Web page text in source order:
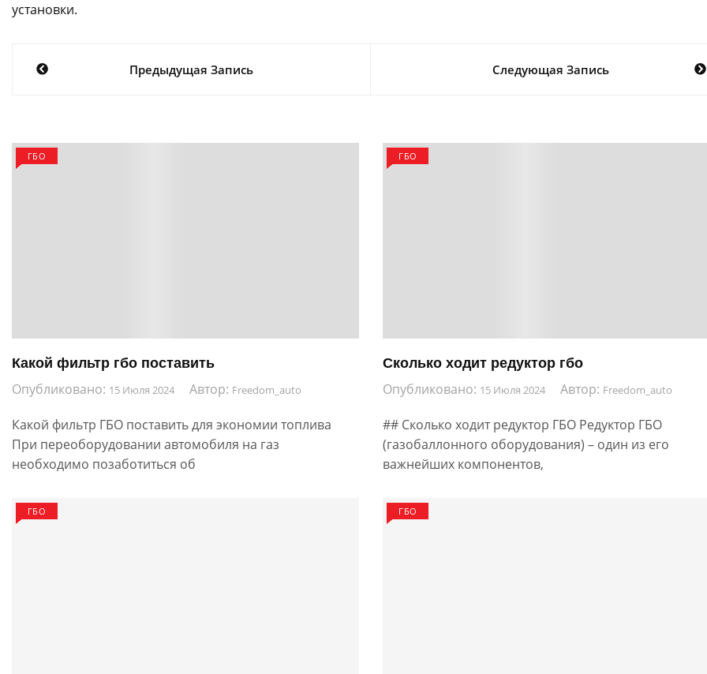
установки.
НавигацияПредыдущая Запись Следующая Запись
ГБО
Какой фильтр гбо поставить
Опубликовано: 15 Июля 2024 Автор: Freedom_auto
Какой фильтр ГБО поставить для экономии топлива
При переоборудовании автомобиля на газ
необходимо позаботиться об
ГБО
Сколько ходит редуктор гбо
Опубликовано: 15 Июля 2024 Автор: Freedom_auto
## Сколько ходит редуктор ГБО Редуктор ГБО
(газобаллонного оборудования) – один из его
важнейших компонентов,
ГБО ГБО